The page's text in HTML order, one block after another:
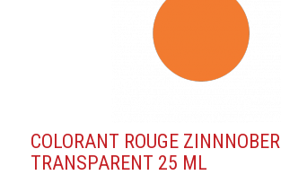
COLORANT ROUGE ZINNNOBER
TRANSPARENT 25 ML